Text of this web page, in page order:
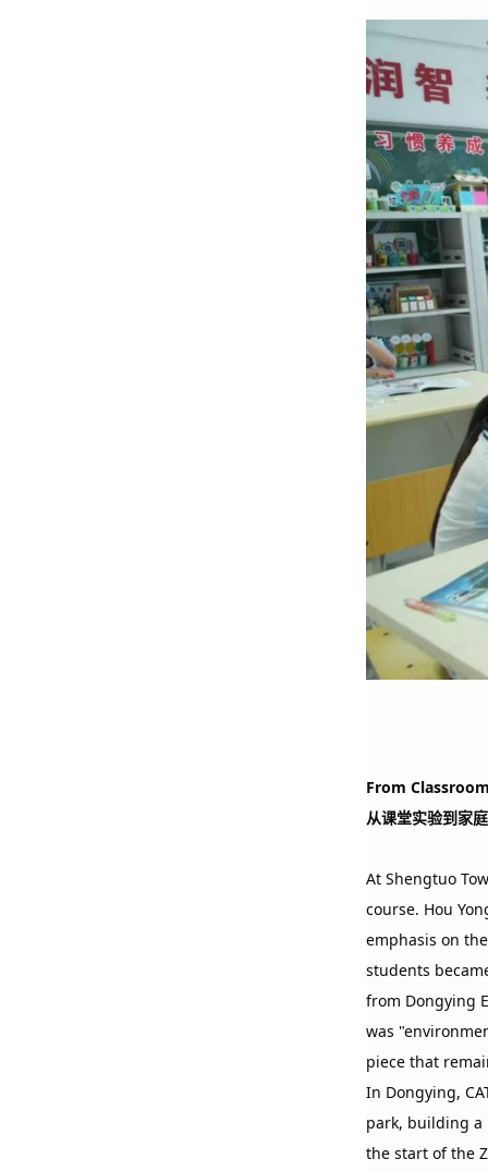
From
从课堂实验到家
At Shengtuo
course. Hou
emphasis on
students
from Dongying
was
piece that
In Dongying,
park, building a
the start of the